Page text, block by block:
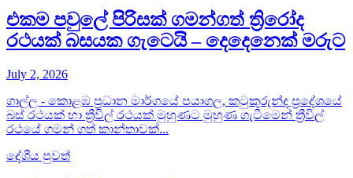
එකම පවුලේ පිරිසක් ගමන්ගත් ත්‍රිරෝද
රථයක් බසයක ගැටෙයි – දෙදෙනෙක් මරුට
July 2, 2026
ගාල්ල - කොළඹ ප්‍රධාන මාර්ගයේ පයාගල, කටුකුරුන්ද ප්‍රදේශයේ
බස් රථයක් හා ත්‍රීවිල් රථයක් මුහුණට මුහුණ ගැටීමෙන් ත්‍රීවිල්
රථයේ ගමන් ගත් කාන්තාවක්...
දේශීය පුවත්